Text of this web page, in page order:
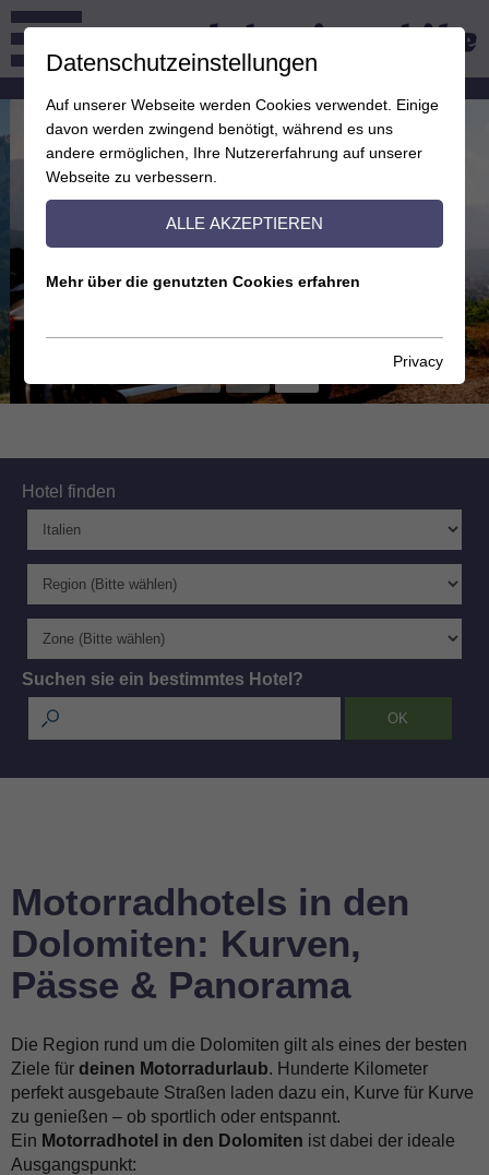
Hotel finden
Suchen sie ein bestimmtes Hotel?
Motorradhotels in den
Dolomiten: Kurven,
Pässe & Panorama
Die Region rund um die Dolomiten gilt als eines der besten
Ziele für deinen Motorradurlaub. Hunderte Kilometer
perfekt ausgebaute Straßen laden dazu ein, Kurve für Kurve
zu genießen – ob sportlich oder entspannt.
Ein Motorradhotel in den Dolomiten ist dabei der ideale
Ausgangspunkt:
Datenschutzeinstellungen
Auf unserer Webseite werden Cookies verwendet. Einige
davon werden zwingend benötigt, während es uns
andere ermöglichen, Ihre Nutzererfahrung auf unserer
Webseite zu verbessern.
ALLE AKZEPTIEREN
Mehr über die genutzten Cookies erfahren
Privacy